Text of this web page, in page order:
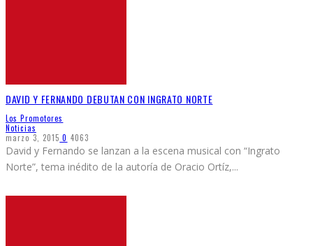
DAVID Y FERNANDO DEBUTAN CON INGRATO NORTE
Los Promotores
Noticias
marzo 3, 2015 0 4063
David y Fernando se lanzan a la escena musical con “Ingrato
Norte”, tema inédito de la autoría de Oracio Ortíz,...